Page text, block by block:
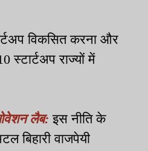
विकसित करना और
स्टार्टअप राज्यों में
लैब:इस नीति के
बिहारी वाजपेयी